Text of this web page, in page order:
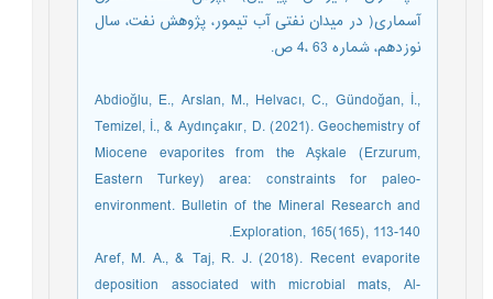
آسماری( در میدان نفتی آب تیمور، پژوهش نفت، سال
نوزدهم، شماره 63 ،4 ص.
Abdioğlu, E., Arslan, M., Helvacı, C., Gündoğan, İ.,
Temizel, İ., & Aydınçakır, D. (2021). Geochemistry of
Miocene evaporites from the Aşkale (Erzurum,
Eastern Turkey) area: constraints for paleo-
environment. Bulletin of the Mineral Research and
Exploration, 165(165), 113-140.‏
Aref, M. A., & Taj, R. J. (2018). Recent evaporite
deposition associated with microbial mats, Al-